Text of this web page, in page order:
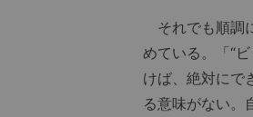
それでも順調
めている。「“
けば、絶対にで
る意味がない。